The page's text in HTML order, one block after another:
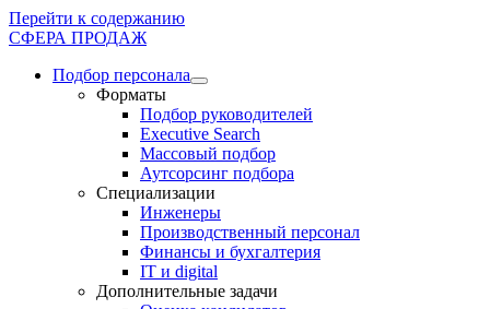
Перейти к содержанию
СФЕРА ПРОДАЖ
Подбор персонала
Форматы
Подбор руководителей
Executive Search
Массовый подбор
Аутсорсинг подбора
Специализации
Инженеры
Производственный персонал
Финансы и бухгалтерия
IT и digital
Дополнительные задачи